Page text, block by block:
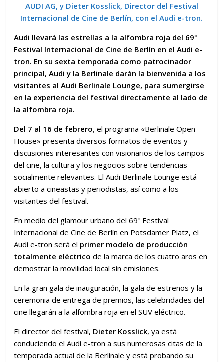
AUDI AG, y Dieter Kosslick, Director del Festival
Internacional de Cine de Berlín, con el Audi e-tron.
Audi llevará las estrellas a la alfombra roja del 69º
Festival Internacional de Cine de Berlín en el Audi e-
tron. En su sexta temporada como patrocinador
principal, Audi y la Berlinale darán la bienvenida a los
visitantes al Audi Berlinale Lounge, para sumergirse
en la experiencia del festival directamente al lado de
la alfombra roja.
Del 7 al 16 de febrero, el programa «Berlinale Open
House» presenta diversos formatos de eventos y
discusiones interesantes con visionarios de los campos
del cine, la cultura y los negocios sobre tendencias
socialmente relevantes. El Audi Berlinale Lounge está
abierto a cineastas y periodistas, así como a los
visitantes del festival.
En medio del glamour urbano del 69º Festival
Internacional de Cine de Berlín en Potsdamer Platz, el
Audi e-tron será el primer modelo de producción
totalmente eléctrico de la marca de los cuatro aros en
demostrar la movilidad local sin emisiones.
En la gran gala de inauguración, la gala de estrenos y la
ceremonia de entrega de premios, las celebridades del
cine llegarán a la alfombra roja en el SUV eléctrico.
El director del festival, Dieter Kosslick, ya está
conduciendo el Audi e-tron a sus numerosas citas de la
temporada actual de la Berlinale y está probando su